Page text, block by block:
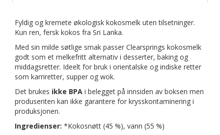
Fyldig og kremete økologisk kokosmelk uten tilsetninger.
Kun ren, fersk kokos fra Sri Lanka.
Med sin milde søtlige smak passer Clearsprings kokosmelk
godt som et melkefritt alternativ i desserter, baking og
middagsretter. Ideelt for bruk i orientalske og indiske retter
som karriretter, supper og wok.
Det brukes ikke BPA i belegget på innsiden av boksen men
produsenten kan ikke garantere for krysskontaminering i
produksjonen.
Ingredienser: *Kokosnøtt (45 %), vann (55 %)